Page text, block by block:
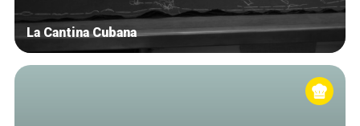
La Cantina Cubana